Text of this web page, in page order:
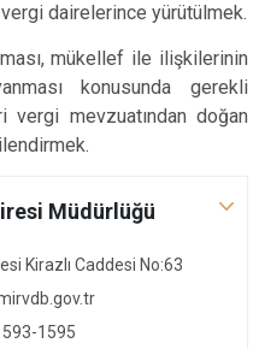
dairelerince yürütülmek.
mükellef ile ilişkilerinin
konusunda gerekli
mevzuatından doğan
Müdürlüğü
Kirazlı Caddesi No:63
1595